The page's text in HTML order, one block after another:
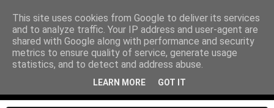
This site uses cookies from Google to deliver its services
and to analyze traffic. Your IP address and user-agent are
shared with Google along with performance and security
metrics to ensure quality of service, generate usage
statistics, and to detect and address abuse.
LEARN MORE GOT IT